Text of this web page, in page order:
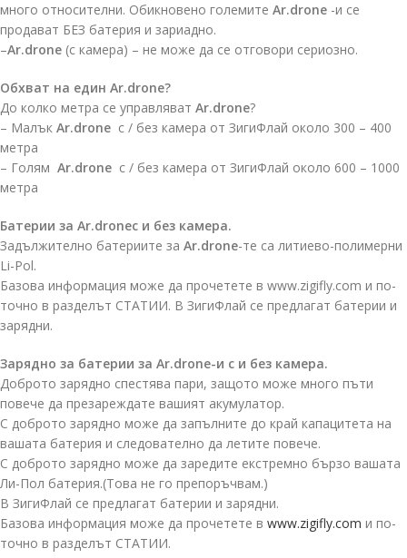
много относителни. Обикновено големите Ar.drone -и се
продават БЕЗ батерия и зариадно.
–Ar.drone (с камера) – не може да се отговори сериозно.
Обхват на един Ar.drone?
До колко метра се управляват Ar.drone?
– Малък Ar.drone с / без камера от ЗигиФлай около 300 – 400
метра
– Голям Ar.drone с / без камера от ЗигиФлай около 600 – 1000
метра
Батерии за Ar.droneс и без камера.
Задължително батериите за Ar.drone-те са литиево-полимерни
Li-Pol.
Базова информация може да прочетете в www.zigifly.com и по-
точно в разделът СТАТИИ. В ЗигиФлай се предлагат батерии и
зарядни.
Зарядно за батерии за Ar.drone-и с и без камера.
Доброто зарядно спестява пари, защото може много пъти
повече да презареждате вашият акумулатор.
С доброто зарядно може да запълните до край капацитета на
вашата батерия и следователно да летите повече.
С доброто зарядно може да заредите екстремно бързо вашата
Ли-Пол батерия.(Това не го препоръчвам.)
В ЗигиФлай се предлагат батерии и зарядни.
Базова информация може да прочетете в www.zigifly.com и по-
точно в разделът СТАТИИ.